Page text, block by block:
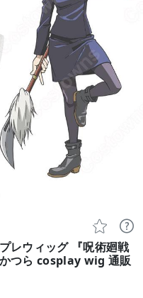
 
レウィッグ 『呪術廻戦
かつら cosplay wig 通販